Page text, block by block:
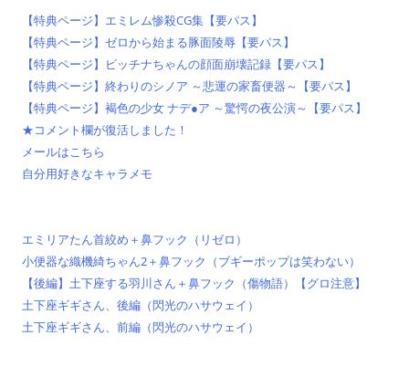
【特典ページ】エミレム惨殺CG集【要パス】
【特典ページ】ゼロから始まる豚面陵辱【要パス】
【特典ページ】ビッチナちゃんの顔面崩壊記録【要パス】
【特典ページ】終わりのシノア ～悲運の家畜便器～【要パス】
【特典ページ】褐色の少女 ナデ●ア ～驚愕の夜公演～【要パス】
★コメント欄が復活しました！
メールはこちら
自分用好きなキャラメモ
エミリアたん首絞め＋鼻フック（リゼロ）
小便器な織機綺ちゃん2＋鼻フック（ブギーポップは笑わない）
【後編】土下座する羽川さん＋鼻フック（傷物語）【グロ注意】
土下座ギギさん、後編（閃光のハサウェイ）
土下座ギギさん、前編（閃光のハサウェイ）